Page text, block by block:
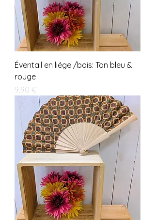
Éventail en liége /bois: Ton bleu &
rouge
Prix
9,90 €